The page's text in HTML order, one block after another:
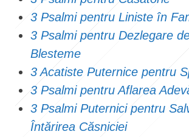
3 Psalmi pentru Liniste în
3 Psalmi pentru Dezlegare
Blesteme
3 Acatiste Puternice pentru
3 Psalmi pentru Aflarea
3 Psalmi Puternici pentru
Întărirea Căsniciei